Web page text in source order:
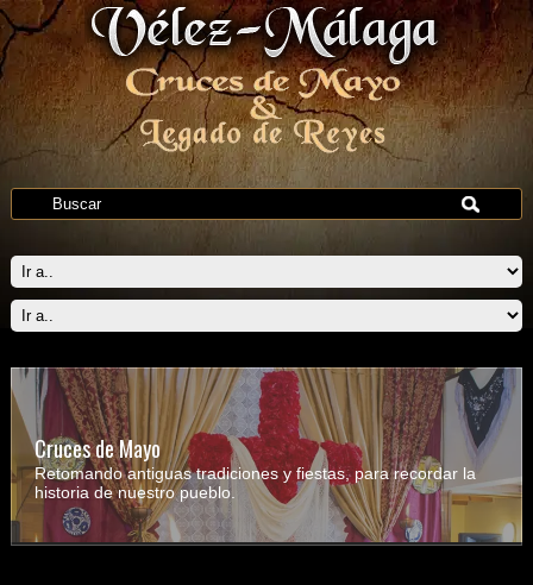
Cruces de Mayo
Retomando antiguas tradiciones y fiestas, para recordar la
historia de nuestro pueblo.